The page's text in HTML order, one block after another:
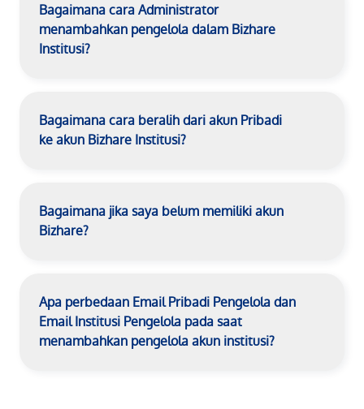
Bagaimana cara Administrator
menambahkan pengelola dalam Bizhare
Institusi?
Bagaimana cara beralih dari akun Pribadi
ke akun Bizhare Institusi?
Bagaimana jika saya belum memiliki akun
Bizhare?
Apa perbedaan Email Pribadi Pengelola dan
Email Institusi Pengelola pada saat
menambahkan pengelola akun institusi?